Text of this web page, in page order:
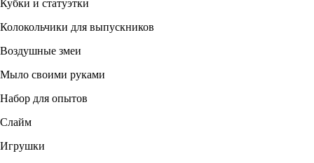
Кубки и статуэтки
Колокольчики для выпускников
Воздушные змеи
Мыло своими руками
Набор для опытов
Слайм
Игрушки